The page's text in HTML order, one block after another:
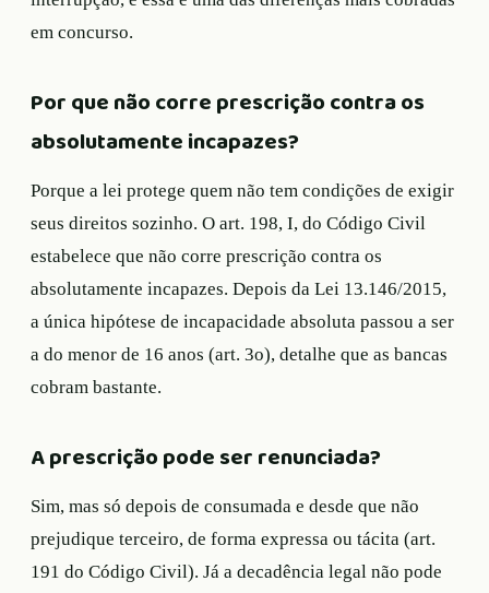
em concurso.
Por que não corre prescrição contra os
absolutamente incapazes?
Porque a lei protege quem não tem condições de exigir
seus direitos sozinho. O art. 198, I, do Código Civil
estabelece que não corre prescrição contra os
absolutamente incapazes. Depois da Lei 13.146/2015,
a única hipótese de incapacidade absoluta passou a ser
a do menor de 16 anos (art. 3o), detalhe que as bancas
cobram bastante.
A prescrição pode ser renunciada?
Sim, mas só depois de consumada e desde que não
prejudique terceiro, de forma expressa ou tácita (art.
191 do Código Civil). Já a decadência legal não pode